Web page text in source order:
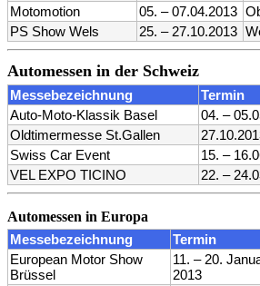
Motomotion
05. – 07.04.2013
PS Show Wels
25. – 27.10.2013
Automessen in der Schweiz
Messebezeichnung Termin
Auto-Moto-Klassik Basel
04. –
Oldtimermesse St.Gallen
Swiss Car Event
15. –
VEL EXPO TICINO
22. –
Automessen in Europa
Messebezeichnung
Termin
European Motor Show
Brüssel
11. – 20.
2013